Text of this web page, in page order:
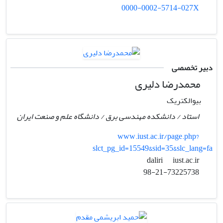
0000-0002-5714-027X
دبیر تخصصی
محمدرضا دلیری
بیوالکتریک
استاد / دانشکده مهندسی برق / دانشگاه علم و صنعت ایران
www.iust.ac.ir/page.php?
slct_pg_id=15549&sid=35&slc_lang=fa
daliri
iust.ac.ir